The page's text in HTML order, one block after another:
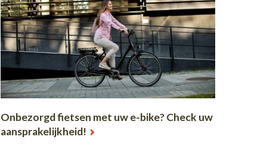
Onbezorgd fietsen met uw e-bike? Check uw
aansprakelijkheid!